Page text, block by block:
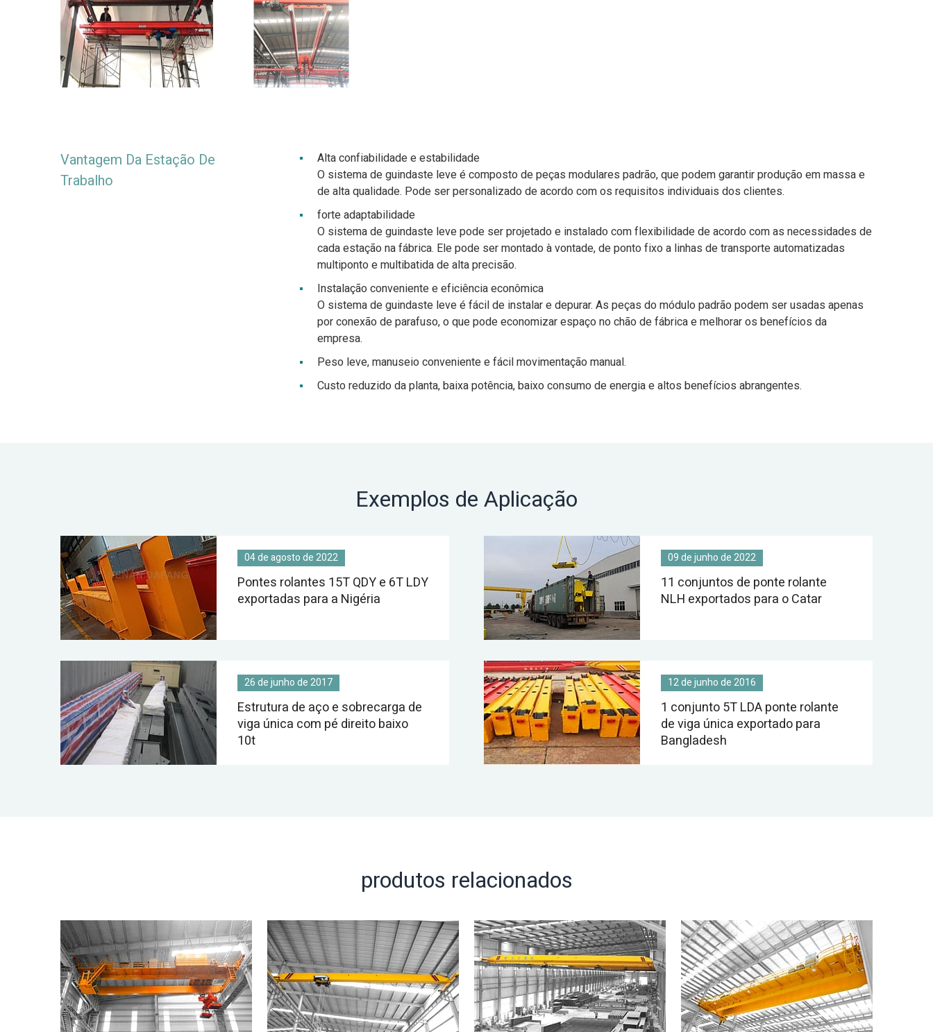
Vantagem Da Estação De
Trabalho
Alta confiabilidade e estabilidade
O sistema de guindaste leve é composto de peças modulares padrão, que podem garantir produção em massa e
de alta qualidade. Pode ser personalizado de acordo com os requisitos individuais dos clientes.
forte adaptabilidade
O sistema de guindaste leve pode ser projetado e instalado com flexibilidade de acordo com as necessidades de
cada estação na fábrica. Ele pode ser montado à vontade, de ponto fixo a linhas de transporte automatizadas
multiponto e multibatida de alta precisão.
Instalação conveniente e eficiência econômica
O sistema de guindaste leve é fácil de instalar e depurar. As peças do módulo padrão podem ser usadas apenas
por conexão de parafuso, o que pode economizar espaço no chão de fábrica e melhorar os benefícios da
empresa.
Peso leve, manuseio conveniente e fácil movimentação manual.
Custo reduzido da planta, baixa potência, baixo consumo de energia e altos benefícios abrangentes.
Exemplos de Aplicação
04 de agosto de 2022
Pontes rolantes 15T QDY e 6T LDY
exportadas para a Nigéria
09 de junho de 2022
11 conjuntos de ponte rolante
NLH exportados para o Catar
26 de junho de 2017
Estrutura de aço e sobrecarga de
viga única com pé direito baixo
10t
12 de junho de 2016
1 conjunto 5T LDA ponte rolante
de viga única exportado para
Bangladesh
produtos relacionados